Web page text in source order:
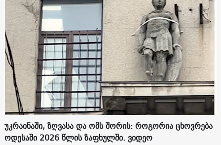
უკრაინაში, ზღვასა და ომს შორის: როგორია ცხოვრება
ოდესაში 2026 წლის ზაფხულში. ვიდეო